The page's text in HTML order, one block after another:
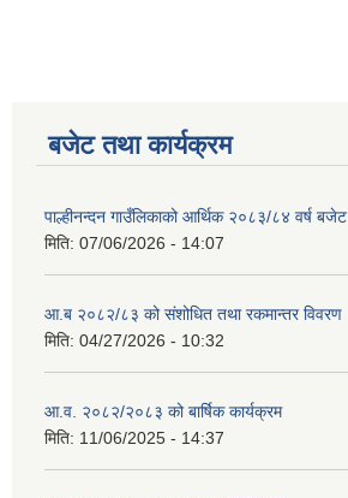
बजेट तथा कार्यक्रम
पाल्हीनन्दन गाउँलिकाको आर्थिक २०८३/८४ वर्ष बजेट
मिति: 07/06/2026 - 14:07
आ.ब २०८२/८३ को संशोधित तथा रकमान्तर विवरण
मिति: 04/27/2026 - 10:32
आ.व. २०८२/२०८३ को बार्षिक कार्यक्रम
मिति: 11/06/2025 - 14:37